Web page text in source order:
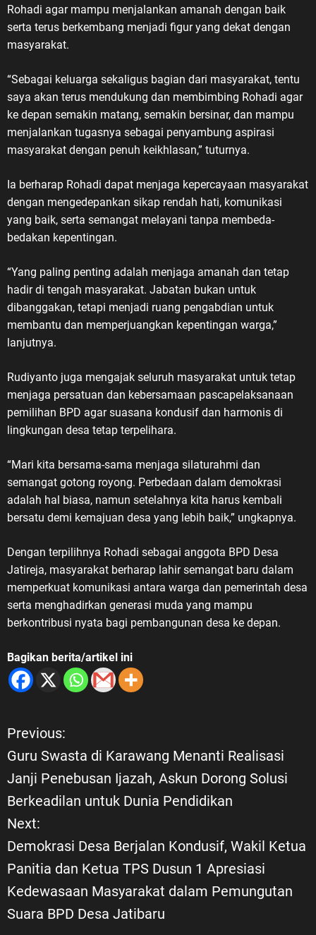
Rohadi agar mampu menjalankan amanah dengan baik
serta terus berkembang menjadi figur yang dekat dengan
masyarakat.
“Sebagai keluarga sekaligus bagian dari masyarakat, tentu
saya akan terus mendukung dan membimbing Rohadi agar
ke depan semakin matang, semakin bersinar, dan mampu
menjalankan tugasnya sebagai penyambung aspirasi
masyarakat dengan penuh keikhlasan,” tuturnya.
Ia berharap Rohadi dapat menjaga kepercayaan masyarakat
dengan mengedepankan sikap rendah hati, komunikasi
yang baik, serta semangat melayani tanpa membeda-
bedakan kepentingan.
“Yang paling penting adalah menjaga amanah dan tetap
hadir di tengah masyarakat. Jabatan bukan untuk
dibanggakan, tetapi menjadi ruang pengabdian untuk
membantu dan memperjuangkan kepentingan warga,”
lanjutnya.
Rudiyanto juga mengajak seluruh masyarakat untuk tetap
menjaga persatuan dan kebersamaan pascapelaksanaan
pemilihan BPD agar suasana kondusif dan harmonis di
lingkungan desa tetap terpelihara.
“Mari kita bersama-sama menjaga silaturahmi dan
semangat gotong royong. Perbedaan dalam demokrasi
adalah hal biasa, namun setelahnya kita harus kembali
bersatu demi kemajuan desa yang lebih baik,” ungkapnya.
Dengan terpilihnya Rohadi sebagai anggota BPD Desa
Jatireja, masyarakat berharap lahir semangat baru dalam
memperkuat komunikasi antara warga dan pemerintah desa
serta menghadirkan generasi muda yang mampu
berkontribusi nyata bagi pembangunan desa ke depan.
Bagikan berita/artikel ini
N
a
v
i
g
a
Previous:
Guru Swasta di Karawang Menanti Realisasi
Janji Penebusan Ijazah, Askun Dorong Solusi
Berkeadilan untuk Dunia Pendidikan
Next:
Demokrasi Desa Berjalan Kondusif, Wakil Ketua
Panitia dan Ketua TPS Dusun 1 Apresiasi
Kedewasaan Masyarakat dalam Pemungutan
Suara BPD Desa Jatibaru